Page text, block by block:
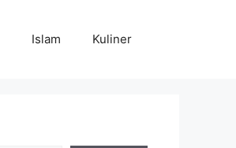
Islam Kuliner